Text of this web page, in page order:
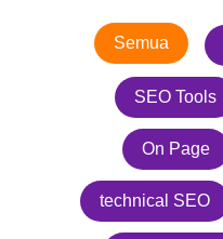
Semua
SEO Tools
On Page
technical SEO